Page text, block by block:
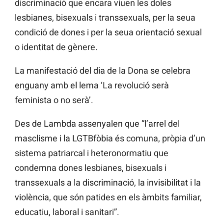
discriminació que encara viuen les doles
lesbianes, bisexuals i transsexuals, per la seua
condició de dones i per la seua orientació sexual
o identitat de gènere.
La manifestació del dia de la Dona se celebra
enguany amb el lema ‘La revolució serà
feminista o no serà’.
Des de Lambda assenyalen que “l’arrel del
masclisme i la LGTBfòbia és comuna, pròpia d’un
sistema patriarcal i heteronormatiu que
condemna dones lesbianes, bisexuals i
transsexuals a la discriminació, la invisibilitat i la
violència, que són patides en els àmbits familiar,
educatiu, laboral i sanitari”.